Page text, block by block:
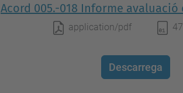
Acord 005.-018 Informe
application/pdf
Descarrega